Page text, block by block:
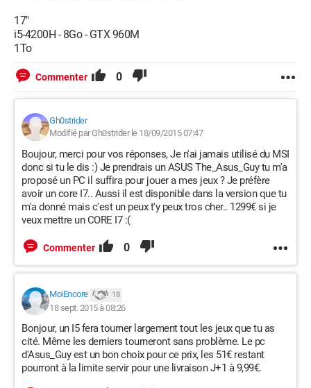
17"
i5-4200H - 8Go - GTX 960M
1To
Commenter 0
Gh0strider
Modifié par Gh0strider le 18/09/2015 07:47
Boujour, merci pour vos réponses, Je n'ai jamais utilisé du MSI
donc si tu le dis :) Je prendrais un ASUS The_Asus_Guy tu m'a
proposé un PC il suffira pour jouer a mes jeux ? Je préfère
avoir un core I7.. Aussi il est disponible dans la version que tu
m'a donné mais c'est un peux t'y peux tros cher.. 1299€ si je
veux mettre un CORE I7 :(
Commenter 0
MoiEncore 18
18 sept. 2015 à 08:26
Bonjour, un I5 fera tourner largement tout les jeux que tu as
cité. Même les derniers tourneront sans problème. Le pc
d'Asus_Guy est un bon choix pour ce prix, les 51€ restant
pourront à la limite servir pour une livraison J+1 à 9,99€.